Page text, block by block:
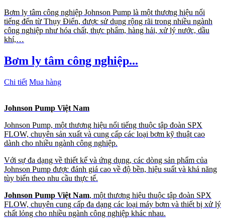
Bơm ly tâm công nghiệp Johnson Pump là một thương hiệu nổi
tiếng đến từ Thụy Điển, được sử dụng rộng rãi trong nhiều ngành
công nghiệp như hóa chất, thực phẩm, hàng hải, xử lý nước, dầu
khí,…
Bơm ly tâm công nghiệp...
Chi tiết Mua hàng
Johnson Pump Việt Nam
Johnson Pump, một thương hiệu nổi tiếng thuộc tập đoàn SPX
FLOW, chuyên sản xuất và cung cấp các loại bơm kỹ thuật cao
dành cho nhiều ngành công nghiệp.
Với sự đa dạng về thiết kế và ứng dụng, các dòng sản phẩm của
Johnson Pump được đánh giá cao về độ bền, hiệu suất và khả năng
tùy biến theo nhu cầu thực tế.
Johnson Pump Việt Nam, một thương hiệu thuộc tập đoàn SPX
FLOW, chuyên cung cấp đa dạng các loại máy bơm và thiết bị xử lý
chất lỏng cho nhiều ngành công nghiệp khác nhau.